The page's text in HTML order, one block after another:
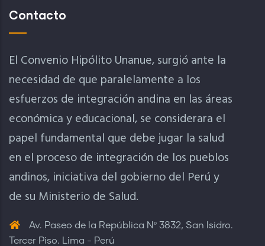
Contacto
El Convenio Hipólito Unanue, surgió ante la
necesidad de que paralelamente a los
esfuerzos de integración andina en las áreas
económica y educacional, se considerara el
papel fundamental que debe jugar la salud
en el proceso de integración de los pueblos
andinos, iniciativa del gobierno del Perú y
de su Ministerio de Salud.
Av. Paseo de la República Nº 3832, San Isidro.
Tercer Piso. Lima - Perú